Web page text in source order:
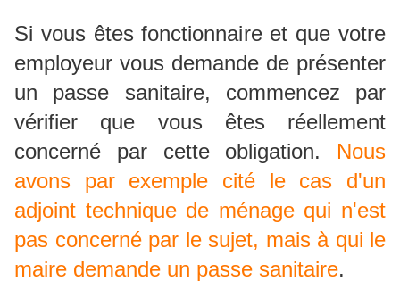
Si vous êtes fonctionnaire et que votre
employeur vous demande de présenter
un passe sanitaire, commencez par
vérifier que vous êtes réellement
concerné par cette obligation. Nous
avons par exemple cité le cas d'un
adjoint technique de ménage qui n'est
pas concerné par le sujet, mais à qui le
maire demande un passe sanitaire.